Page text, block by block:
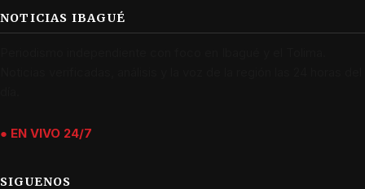
NOTICIAS IBAGUÉ
● EN VIVO 24/7
SIGUENOS